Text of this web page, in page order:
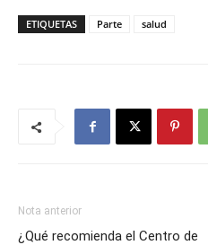
ETIQUETAS Parte salud
Nota anterior
¿Qué recomienda el Centro de